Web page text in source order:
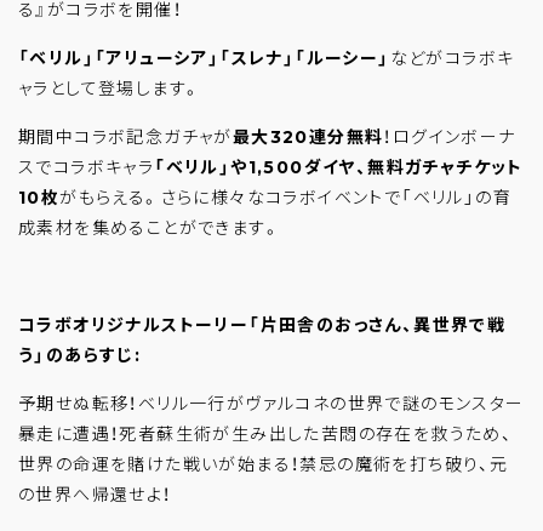
る』がコラボを開催！
「ベリル」「アリューシア」「スレナ」「ルーシー」 などがコラボキ
ャラとして登場します。
期間中コラボ記念ガチャが最大320連分無料！ログインボーナ
スでコラボキャラ 「ベリル」や1,500ダイヤ、無料ガチャチケット
10枚がもらえる。さらに様々なコラボイベントで「ベリル」の育
成素材を集めることができます。
コラボオリジナルストーリー「片田舎のおっさん、異世界で戦
う」のあらすじ:
予期せぬ転移！ベリル一行がヴァルコネの世界で謎のモンスター
暴走に遭遇！死者蘇生術が生み出した苦悶の存在を救うため、
世界の命運を賭けた戦いが始まる！禁忌の魔術を打ち破り、元
の世界へ帰還せよ！